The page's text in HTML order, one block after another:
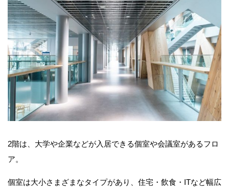
2階は、大学や企業などが入居できる個室や会議室があるフロ
ア。
個室は大小さまざまなタイプがあり、住宅・飲食・ITなど幅広